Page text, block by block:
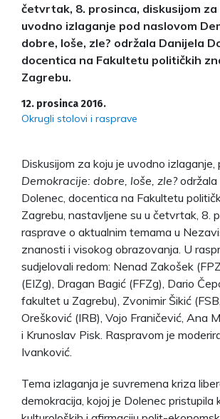
četvrtak, 8. prosinca, diskusijom za
uvodno izlaganje pod naslovom
dobre, loše, zle? održala Danijela
docentica na Fakultetu političkih
Zagrebu.
12. prosinca 2016.
Okrugli stolovi i rasprave
Diskusijom za koju je uvodno izlaganje,
Demokracije: dobre, loše, zle?održala
Dolenec, docentica na Fakultetu
Zagrebu, nastavljene su u četvrtak, 8.
rasprave o aktualnim temama u
znanosti i visokog obrazovanja. U
sudjelovali redom: Nenad Zakošek
(EIZg), Dragan Bagić (FFZg), Dario
fakultet u Zagrebu), Zvonimir Šikić
Orešković (IRB), Vojo Franičević, Ana
i Krunoslav Pisk. Raspravom je
Ivanković.
Tema izlaganja je suvremena kriza
demokracija, kojoj je Dolenec pristupila